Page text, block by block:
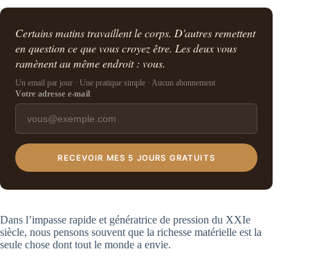
Certains matins travaillent le corps. D'autres remettent
en question ce que vous croyez être. Les deux vous
ramènent au même endroit : vous.
Un email par jour · Une pratique simple · Aucun abonnement
Votre adresse e-mail
RECEVOIR MES 5 JOURS GRATUITS
Dans l’impasse rapide et génératrice de pression du XXIe
siècle, nous pensons souvent que la richesse matérielle est la
seule chose dont tout le monde a envie.